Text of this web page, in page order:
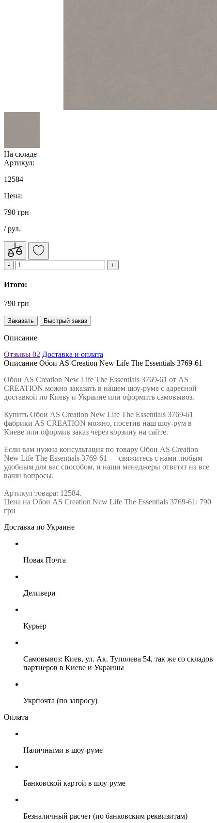
На складе
Артикул:
12584
Цена:
790 грн
/ рул.
Итого:
790 грн
Заказать Быстрый заказ
Описание
Отзывы 02 Доставка и оплата
Описание Обои AS Creation New Life The Essentials 3769-61
Обои AS Creation New Life The Essentials 3769-61 от AS
CREATION можно заказать в нашем шоу-руме с адресной
доставкой по Киеву и Украине или оформить самовывоз.
Купить Обои AS Creation New Life The Essentials 3769-61
фабрики AS CREATION можно, посетив наш шоу-рум в
Киеве или оформив заказ через корзину на сайте.
Если вам нужна консультация по товару Обои AS Creation
New Life The Essentials 3769-61 — свяжитесь с нами любым
удобным для вас способом, и наши менеджеры ответят на все
ваши вопросы.
Артикул товара: 12584.
Цена на Обои AS Creation New Life The Essentials 3769-61: 790
грн
Доставка по Украине
Новая Почта
Деливери
Курьер
Самовывоз: Киев, ул. Ак. Туполева 54, так же со складов
партнеров в Киеве и Украины
Укрпочта (по запросу)
Оплата
Наличными в шоу-руме
Банковской картой в шоу-руме
Безналичный расчет (по банковским реквизитам)